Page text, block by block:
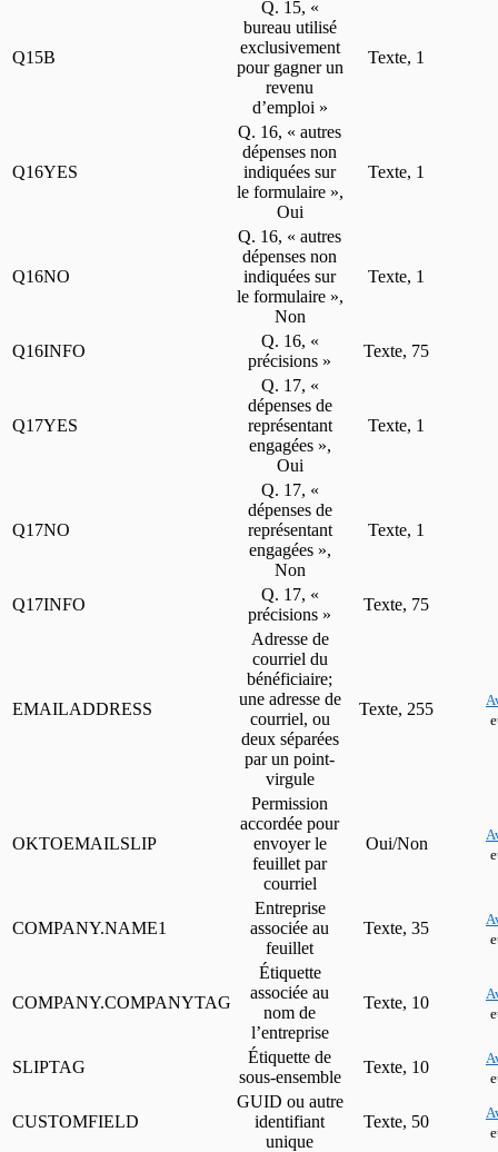
Q15B
Q. 15, «
bureau utilisé
exclusivement
pour gagner un
revenu
d’emploi »
Texte, 1
Q16YES
Q. 16, « autres
dépenses non
indiquées sur
le formulaire »,
Oui
Texte, 1
Q16NO
Q. 16, « autres
dépenses non
indiquées sur
le formulaire »,
Non
Texte, 1
Q16INFO
Q. 16, «
précisions »
Texte, 75
Q17YES
Q. 17, «
dépenses de
représentant
engagées »,
Oui
Texte, 1
Q17NO
Q. 17, «
dépenses de
représentant
engagées »,
Non
Texte, 1
Q17INFO
Q. 17, «
précisions »
Texte, 75
EMAILADDRESS
Adresse de
courriel du
bénéficiaire;
une adresse de
courriel, ou
deux séparées
par un point-
virgule
Texte, 255
OKTOEMAILSLIP
Permission
accordée pour
envoyer le
feuillet par
courriel
Oui/Non
COMPANY.NAME1
Entreprise
associée au
feuillet
Texte, 35
COMPANY.COMPANYTAG
Étiquette
associée au
nom de
l’entreprise
Texte, 10
SLIPTAG
Étiquette de
sous-ensemble
Texte, 10
CUSTOMFIELD
GUID ou autre
identifiant
unique
Texte, 50